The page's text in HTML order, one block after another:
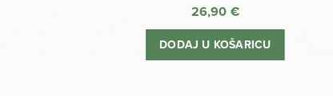
26,90 €
DODAJ U KOŠARICU